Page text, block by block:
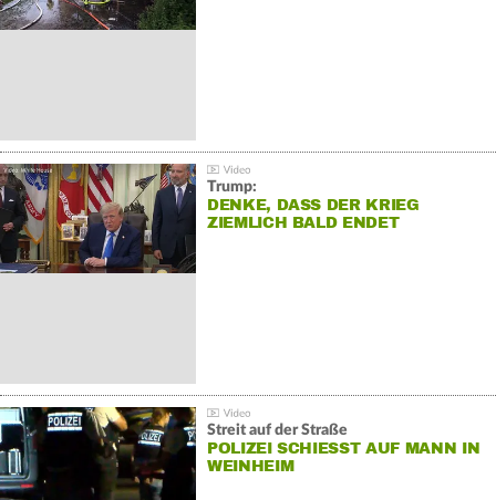
Trump:
DENKE, DASS DER KRIEG
ZIEMLICH BALD ENDET
Streit auf der Straße
POLIZEI SCHIESST AUF MANN IN W
EINHEIM